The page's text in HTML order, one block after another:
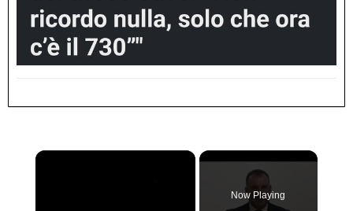
×
Now Playing